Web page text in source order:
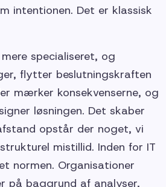
intentionen. Det er klassisk
specialiseret, og
flytter beslutningskraften
mærker konsekvenserne, og
løsningen. Det skaber
opstår der noget, vi
mistillid. Inden for IT
normen. Organisationer
på baggrund af analyser,